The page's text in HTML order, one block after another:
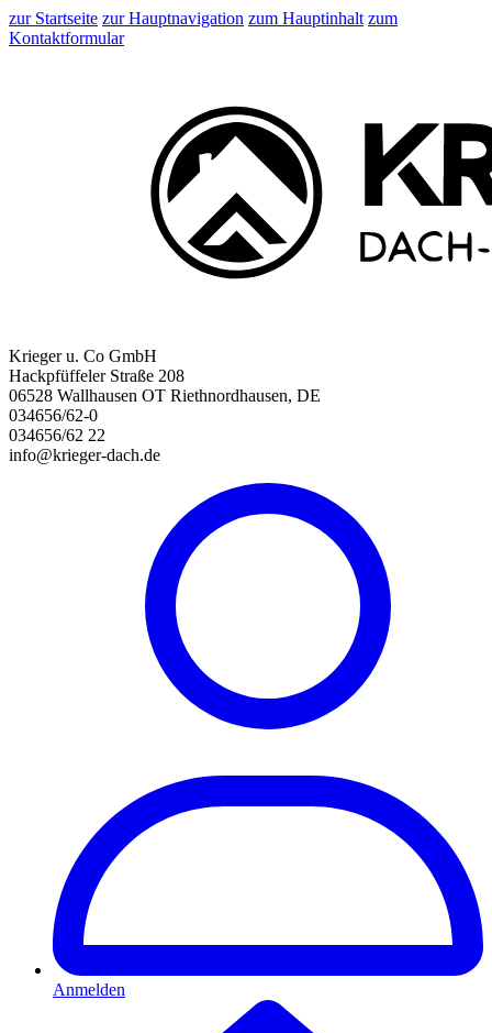
zur Startseite zur Hauptnavigation zum Hauptinhalt zum
Kontaktformular
Krieger u. Co GmbH
Hackpfüffeler Straße 208
06528 Wallhausen OT Riethnordhausen, DE
034656/62-0
034656/62 22
info@krieger-dach.de
Anmelden